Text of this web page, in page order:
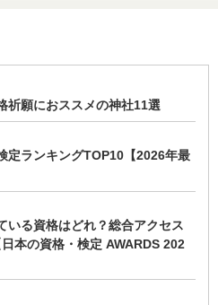
祈願におススメの神社11選
定ランキングTOP10【2026年最
いる資格はどれ？総合アクセス
本の資格・検定 AWARDS 202